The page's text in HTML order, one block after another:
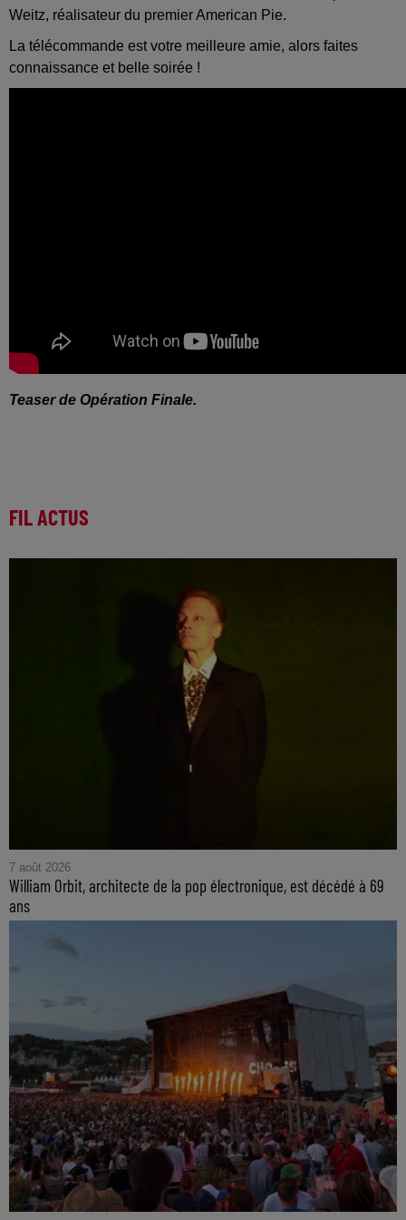
Weitz, réalisateur du premier American Pie.
La télécommande est votre meilleure amie, alors faites
connaissance et belle soirée !
Teaser de Opération Finale.
FIL ACTUS
7 août 2026
William Orbit, architecte de la pop électronique, est décédé à 69
ans